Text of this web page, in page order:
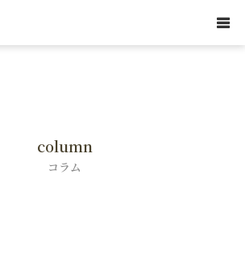
column
コラム
・天然ハーブフェイシャル】